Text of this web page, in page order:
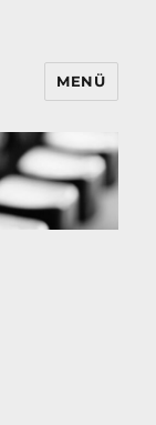
MENÜ